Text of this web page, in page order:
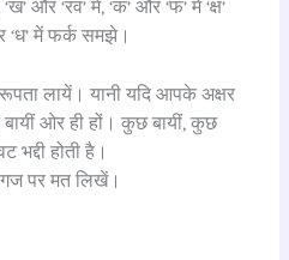
‘ख’ और ‘रव’ में, ‘क’ और ‘फ’ में ‘क्ष’
‘ध’ में फर्क समझे।
लायें। यानी यदि आपके अक्षर
ओर ही हों। कुछ बायीं, कुछ
होती है।
पर मत लिखें।